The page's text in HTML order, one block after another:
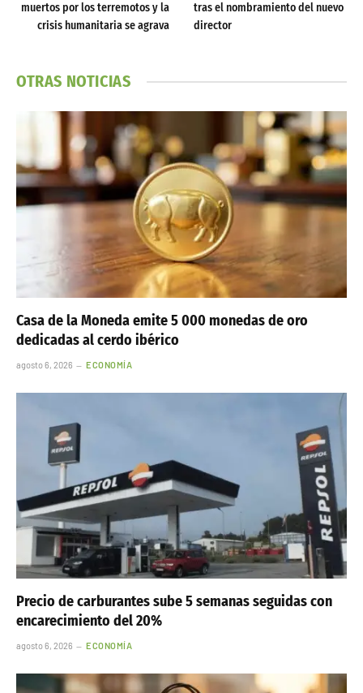
muertos por los terremotos y la
crisis humanitaria se agrava
tras el nombramiento del nuevo
director
OTRAS NOTICIAS
Casa de la Moneda emite 5 000 monedas de oro
dedicadas al cerdo ibérico
agosto 6, 2026 ECONOMÍA
Precio de carburantes sube 5 semanas seguidas con
encarecimiento del 20%
agosto 6, 2026 ECONOMÍA